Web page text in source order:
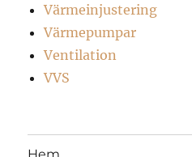
Värmeinjustering
Värmepumpar
Ventilation
VVS